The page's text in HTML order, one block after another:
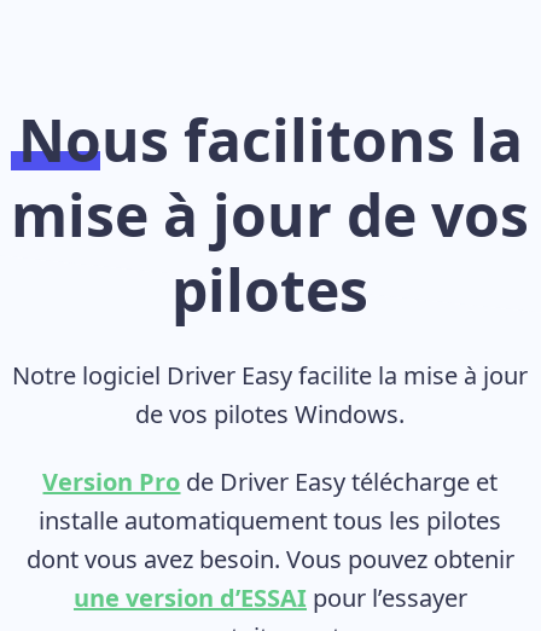
Nous facilitons la
mise à jour de vos
pilotes
Notre logiciel Driver Easy facilite la mise à jour
de vos pilotes Windows.
Version Pro de Driver Easy télécharge et
installe automatiquement tous les pilotes
dont vous avez besoin. Vous pouvez obtenir
une version d’ESSAI pour l’essayer